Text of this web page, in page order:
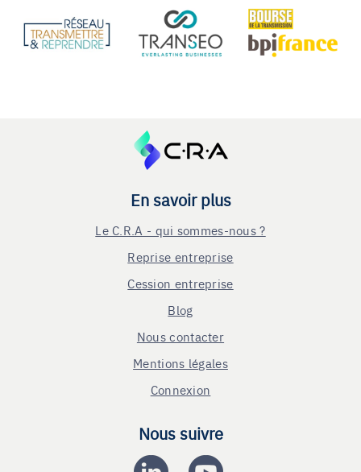
En savoir plus
Le C.R.A - qui sommes-nous ?
Reprise entreprise
Cession entreprise
Blog
Nous contacter
Mentions légales
Connexion
Nous suivre